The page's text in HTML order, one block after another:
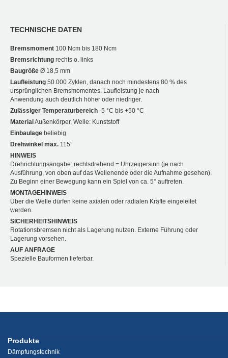
TECHNISCHE DATEN
Bremsmoment 100 Ncm bis 180 Ncm
Bremsrichtung rechts o. links
Baugröße Ø 18,5 mm
Laufleistung 50.000 Zyklen, danach noch mindestens 80 % des
ursprünglichen Bremsmomentes. Laufleistung je nach
Anwendung auch deutlich höher oder niedriger.
Zulässiger Temperaturbereich -5 °C bis +50 °C
MaterialAußenkörper, Welle: Kunststoff
Einbaulage beliebig
Drehwinkel max. 115°
HINWEIS
Drehrichtungsangabe: rechtsdrehend = Uhrzeigersinn (je nach
Ausführung, von oben auf das Wellenende oder die Aufnahme gesehen).
Zu Beginn einer Bewegung kann ein Spiel von ca. 5° auftreten.
MONTAGEHINWEIS
Über die Welle dürfen keine axialen oder radialen Kräfte eingeleitet
werden.
SICHERHEITSHINWEIS
Rotationsbremsen nicht als Lagerung nutzen. Externe Führung oder
Lagerung vorsehen.
AUF ANFRAGE
Spezielle Bauformen lieferbar.
Produkte
Dämpfungstechnik